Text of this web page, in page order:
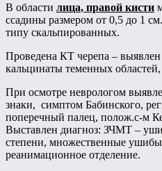
В области лица, правой кисти
ссадины размером от 0,5 до 1
типу скальпированных.
Проведена КТ черепа – выявлен
кальцинаты теменных
При осмотре неврологом
знаки, симптом Бабинского,
поперечный палец, полож.с-м
Выставлен диагноз: ЗЧМТ –
степени, множественные
реанимационное отделение.